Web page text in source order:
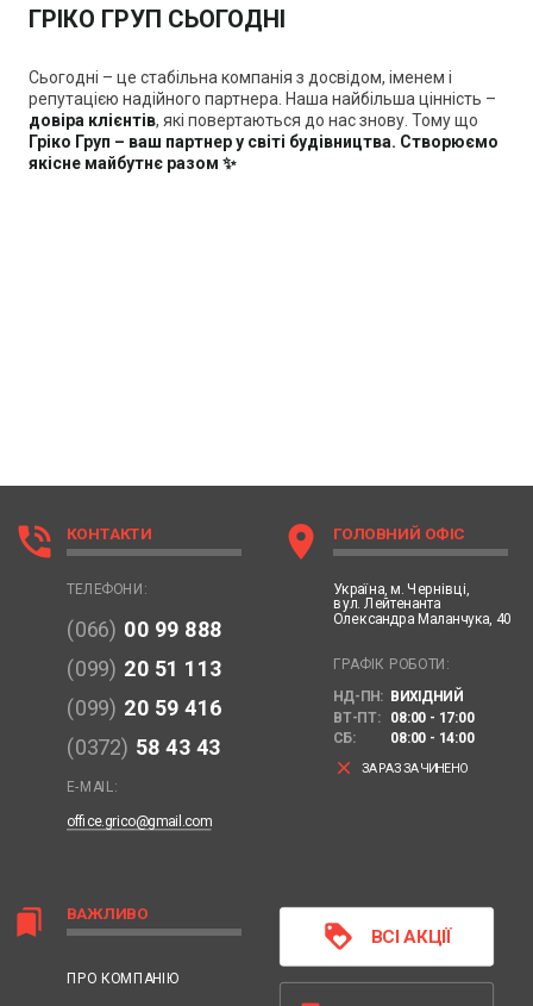
ГРІКО ГРУП СЬОГОДНІ
Сьогодні – це стабільна компанія з досвідом, іменем і
репутацією надійного партнера. Наша найбільша цінність –
довіра клієнтів, які повертаються до нас знову. Тому що
Гріко Груп – ваш партнер у світі будівництва. Створюємо
якісне майбутнє разом ✨
bookmarks ВАЖЛИВО
ПРО КОМПАНІЮ
phone_in_talk КОНТАКТИ
ТЕЛЕФОНИ:
(066) 00 99 888
(099) 20 51 113
(099) 20 59 416
(0372) 58 43 43
E-MAIL:
office.grico@gmail.com
location_on ГОЛОВНИЙ ОФІС
Україна, м. Чернівці,
вул. Лейтенанта
Олександра Маланчука, 40
ГРАФІК РОБОТИ:
НД-ПН: ВИХІДНИЙ
ВТ-ПТ:
08:00 - 17:00
СБ:
08:00 - 14:00
clear ЗАРАЗ ЗАЧИНЕНО
loyalty ВСІ АКЦІЇ